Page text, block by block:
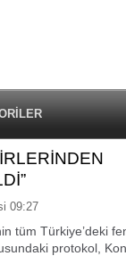
09:27
tüm Türkiye’deki
protokol,